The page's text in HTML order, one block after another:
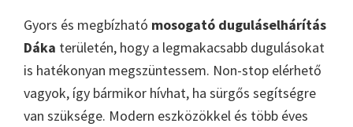
Gyors és megbízható mosogató duguláselhárítás
Dáka területén, hogy a legmakacsabb dugulásokat
is hatékonyan megszüntessem. Non-stop elérhető
vagyok, így bármikor hívhat, ha sürgős segítségre
van szüksége. Modern eszközökkel és több éves